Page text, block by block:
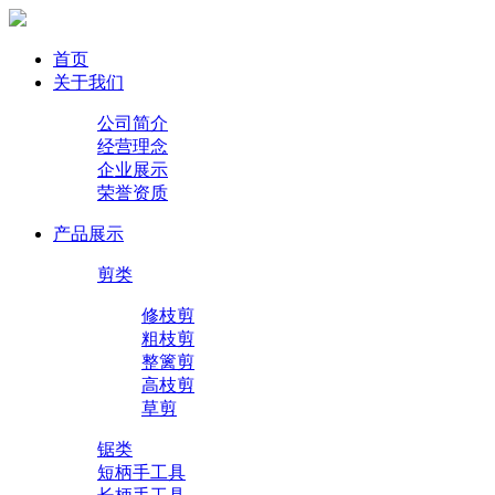
首页
关于我们
公司简介
经营理念
企业展示
荣誉资质
产品展示
剪类
修枝剪
粗枝剪
整篱剪
高枝剪
草剪
锯类
短柄手工具